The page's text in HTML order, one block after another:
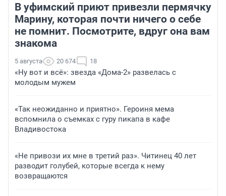
В уфимский приют привезли пермячку
Марину, которая почти ничего о себе
не помнит. Посмотрите, вдруг она вам
знакома
5 августа 20 674 18
«Ну вот и всё»: звезда «Дома-2» развелась с
молодым мужем
«Так неожиданно и приятно». Героиня мема
вспомнила о съемках с гуру пикапа в кафе
Владивостока
«Не привози их мне в третий раз». Читинец 40 лет
разводит голубей, которые всегда к нему
возвращаются